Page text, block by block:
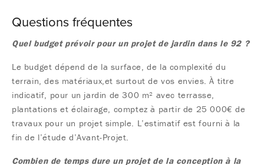
Questions fréquentes
Quel budget prévoir pour un projet de jardin dans le 92 ?
Le budget dépend de la surface, de la complexité du
terrain, des matériaux,et surtout de vos envies. À titre
indicatif, pour un jardin de 300 m² avec terrasse,
plantations et éclairage, comptez à partir de 25 000€ de
travaux pour un projet simple. L’estimatif est fourni à la
fin de l’étude d’Avant-Projet.
Combien de temps dure un projet de la conception à la